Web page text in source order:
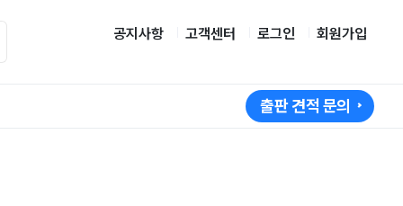
공지사항 고객센터 로그인 회원가입
출판 견적 문의